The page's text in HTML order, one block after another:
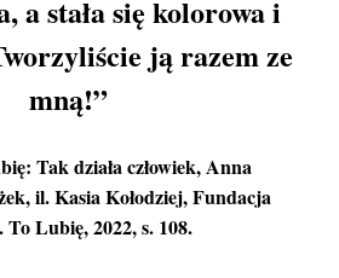
a stała się kolorowa i
ją razem ze
mną!”
Tak działa człowiek, Anna
il. Kasia Kołodziej, Fundacja
To Lubię, 2022, s. 108.